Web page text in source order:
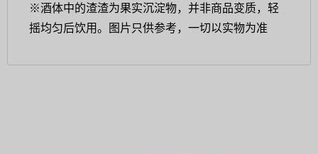
※酒体中的渣渣为果实沉淀物，并非商品变质，轻
摇均匀后饮用。图片只供参考，一切以实物为准